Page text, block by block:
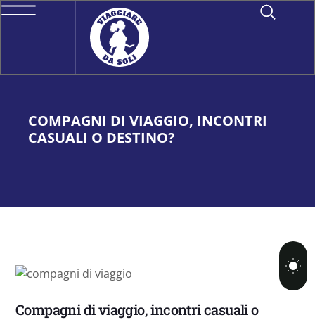
COMPAGNI DI VIAGGIO, INCONTRI
CASUALI O DESTINO?
Compagni di viaggio, incontri casuali o